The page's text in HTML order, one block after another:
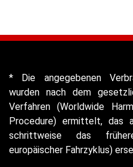
* Die angegebenen
wurden nach dem
Verfahren (Worldwide
Procedure) ermittelt, das
schrittweise das
europäischer Fahrzyklus)